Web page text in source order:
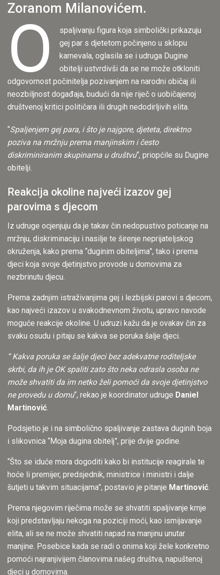
Zoranom Milanovićem.
O
spaljivanju figura koja simbolički prikazuju
gej par s djetetom počinjeno u sklopu
karnevala, oglasila se i udruga Dugine
obitelji ustvrdivši da se ne može otkloniti
odgovornost počinitelja pozivanjem na narodni običaj ili
neozbiljnost događaja, budući da nije riječ o uobičajenoj
društvenoj kritici političara ili drugih nedodirljivih elita.
“Spaljenjem gej para, i što je najgore, djeteta, direktno
poziva na mržnju prema manjinskim i često
diskriminiranim skupinama u društvu“, priopćile su Dugine
obitelji.
Reakcija okoline najveći izazov gej
parovima s djecom
Iz udruge ocjenjuju da je takav čin nedopustivo poticanje na
mržnju, diskriminaciju i nasilje te širenje neprijateljskog
okruženja, kako prema “duginim obiteljima”, tako i prema
djeci koja svoje djetinjstvo provode u domovima za
nezbrinutu djecu.
Prema zadnjim istraživanjima gej i lezbijski parovi s djecom,
kao najveći izazov u svakodnevnom životu, upravo navode
moguće reakcije okoline. U udruzi kažu da je ovakav čin za
svaku osudu i pitaju se kakva se poruka šalje djeci.
” Kakva poruka se šalje djeci bez adekvatne roditeljske
skrbi, da ih je OK spaliti zato što neka odrasla osoba ne
može shvatiti da im netko želi pomoći da svoje djetinjstvo
ne provedu u domu“, rekao je koordinator udruge Daniel
Martinović.
Podsjetio je i na simbolično spaljivanje zastava duginih boja
i slikovnica “Moja dugina obitelj”, prije dvije godine.
“Što se iduće mora dogoditi kako bi institucije reagirale te
hoće li premijer, predsjednik, ministrice i ministri i dalje
šutjeti u takvim situacijama”, postavio je pitanje Martinović.
Prema njegovim riječima može se shvatiti spaljivanje krnje
koji predstavljaju nekoga na poziciji moći, kao ismijavanje
elita, ali se ne može shvatiti napad na manjinu unutar
manjine. Posebice kada se radi o onima koji žele konkretno
pomoći najranjivijem članovima našeg društva, napuštenoj
djeci u domovima.